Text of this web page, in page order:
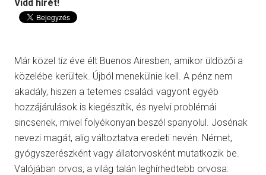
Vidd hírét!
Már közel tíz éve élt Buenos Airesben, amikor üldözői a
közelébe kerültek. Újból menekülnie kell. A pénz nem
akadály, hiszen a tetemes családi vagyont egyéb
hozzájárulások is kiegészítik, és nyelvi problémái
sincsenek, mivel folyékonyan beszél spanyolul. Josénak
nevezi magát, alig változtatva eredeti nevén. Német,
gyógyszerészként vagy állatorvosként mutatkozik be.
Valójában orvos, a világ talán leghírhedtebb orvosa: